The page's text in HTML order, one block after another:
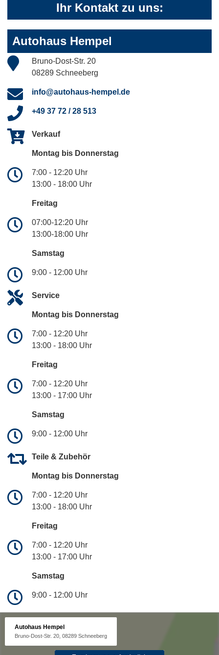
Ihr Kontakt zu uns:
Autohaus Hempel
Bruno-Dost-Str. 20
08289 Schneeberg
info@autohaus-hempel.de
+49 37 72 / 28 513
Verkauf
Montag bis Donnerstag
7:00 - 12:20 Uhr
13:00 - 18:00 Uhr
Freitag
07:00-12:20 Uhr
13:00-18:00 Uhr
Samstag
9:00 - 12:00 Uhr
Service
Montag bis Donnerstag
7:00 - 12:20 Uhr
13:00 - 18:00 Uhr
Freitag
7:00 - 12:20 Uhr
13:00 - 17:00 Uhr
Samstag
9:00 - 12:00 Uhr
Teile & Zubehör
Montag bis Donnerstag
7:00 - 12:20 Uhr
13:00 - 18:00 Uhr
Freitag
7:00 - 12:20 Uhr
13:00 - 17:00 Uhr
Samstag
9:00 - 12:00 Uhr
Autohaus Hempel
Bruno-Dost-Str. 20, 08289 Schneeberg